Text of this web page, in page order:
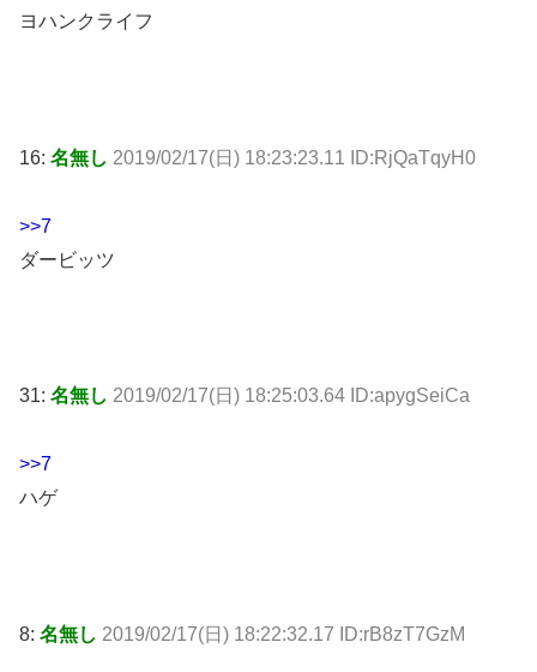
ヨハンクライフ
16: 名無し 2019/02/17(日) 18:23:23.11 ID:RjQaTqyH0
>>7
ダービッツ
31: 名無し 2019/02/17(日) 18:25:03.64 ID:apygSeiCa
>>7
ハゲ
8: 名無し 2019/02/17(日) 18:22:32.17 ID:rB8zT7GzM